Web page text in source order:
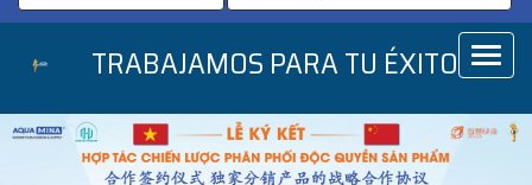
TRABAJAMOS PARA TU ÉXITO